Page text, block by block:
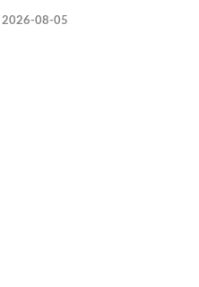
2026-08-05